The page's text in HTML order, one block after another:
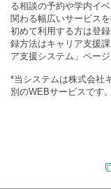
る相談の予約や学内イ
関わる幅広いサービスを
初めて利用する方は登
録方法はキャリア支援
ア支援システム」ペー
*当システムは株式会社
別のWEBサービスです。